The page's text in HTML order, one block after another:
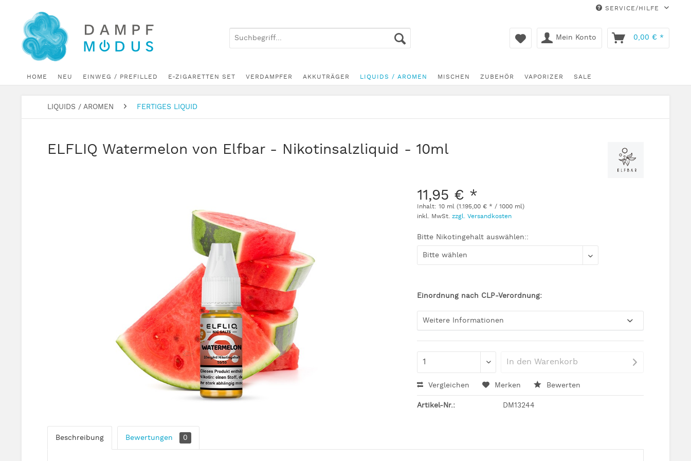
SERVICE/HILFE
Mein Konto 0,00 € *
HOME NEU EINWEG / PREFILLED E-ZIGARETTEN SET VERDAMPFER AKKUTRÄGER LIQUIDS / AROMEN MISCHEN ZUBEHÖR VAPORIZER SALE
LIQUIDS / AROMEN FERTIGES LIQUID
ELFLIQ Watermelon von Elfbar - Nikotinsalzliquid - 10ml
11,95 € *
Inhalt:10 ml (1.195,00 € * / 1000 ml)
inkl. MwSt.zzgl. Versandkosten
Bitte Nikotingehalt auswählen::
Einordnung nach CLP-Verordnung:
Weitere Informationen
In den Warenkorb
Vergleichen Merken Bewerten
Artikel-Nr.: DM13244
Beschreibung Bewertungen 0